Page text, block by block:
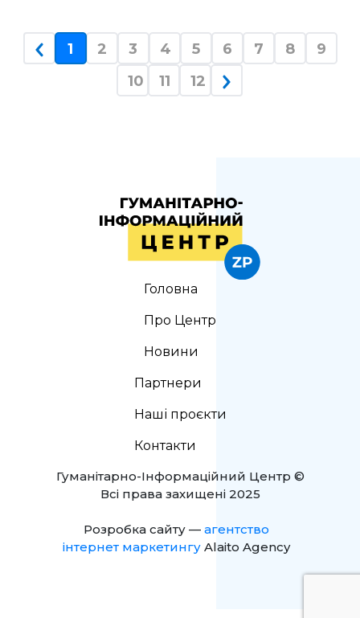
1 (current)
2 3 4 5 6 7 8
9
10
11 12
Головна
Про Центр
Новини
Партнери
Наші проєкти
Контакти
Гуманітарно-Інформаційний Центр ©
Всі права захищені 2025
Розробка сайту — агентство
інтернет маркетингу Alaito Agency